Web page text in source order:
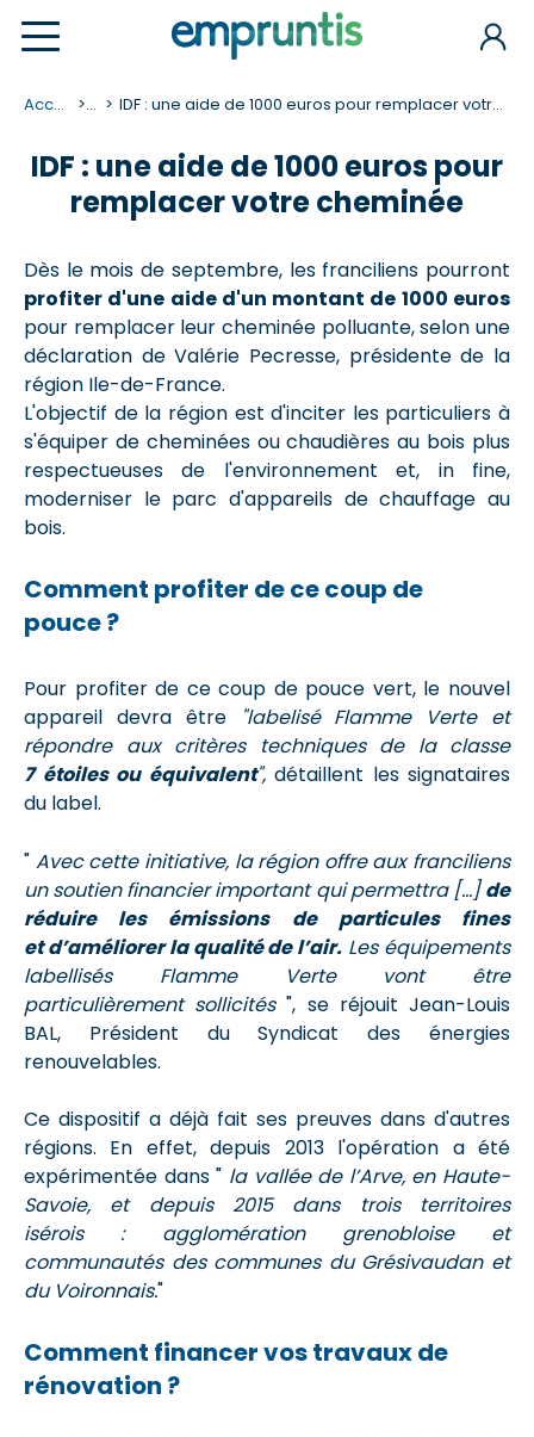
Accueil ... IDF : une aide de 1000 euros pour remplacer votre cheminée
IDF : une aide de 1000 euros pour
remplacer votre cheminée
Dès le mois de septembre, les franciliens pourront
profiter d'une aide d'un montant de 1000 euros
pour remplacer leur cheminée polluante, selon une
déclaration de Valérie Pecresse, présidente de la
région Ile-de-France.
L'objectif de la région est d'inciter les particuliers à
s'équiper de cheminées ou chaudières au bois plus
respectueuses de l'environnement et, in fine,
moderniser le parc d'appareils de chauffage au
bois.
Comment profiter de ce coup de
pouce ?
Pour profiter de ce coup de pouce vert, le nouvel
appareil devra être
"labelisé Flamme Verte et
répondre aux critères techniques de la classe
7 étoiles ou équivalent", détaillent les signataires
du label.
" Avec cette initiative, la région offre aux franciliens
un soutien financier important qui permettra [...]de
réduire les émissions de particules fines
et d’améliorer la qualité de l’air. Les équipements
labellisés Flamme Verte vont être
particulièrement sollicités", se réjouit Jean-Louis
BAL, Président du Syndicat des énergies
renouvelables.
Ce dispositif a déjà fait ses preuves dans d'autres
régions. En effet, depuis 2013 l'opération a été
expérimentée dans " la vallée de l’Arve, en Haute-
Savoie, et depuis 2015 dans trois territoires
isérois : agglomération grenobloise et
communautés des communes du Grésivaudan et
du Voironnais."
Comment financer vos travaux de
rénovation ?